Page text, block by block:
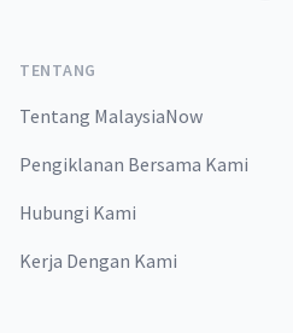
TENTANG
Tentang MalaysiaNow
Pengiklanan Bersama Kami
Hubungi Kami
Kerja Dengan Kami